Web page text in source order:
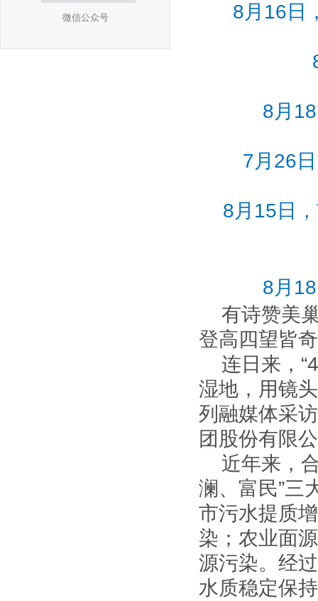
微信公众号 8月16日
8月
7月26
8月15日
8月
有诗赞美
登高四望皆
连日来，
湿地，用镜
列融媒体采
团股份有限
近年来，
澜、富民”三
市污水提质
染；农业面
源污染。经
水质稳定保